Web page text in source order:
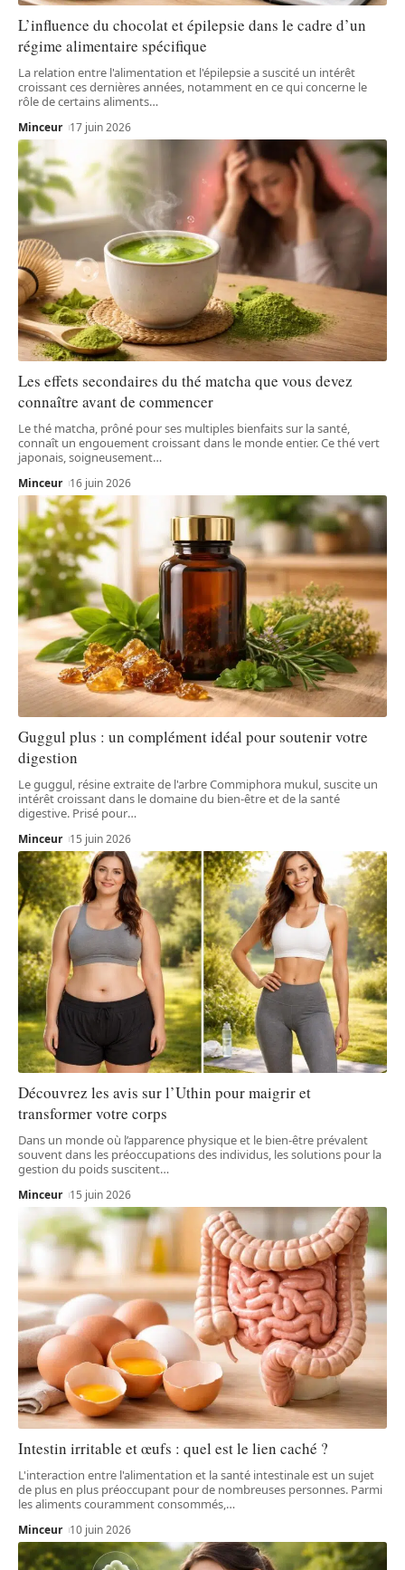
L’influence du chocolat et épilepsie dans le cadre d’un
régime alimentaire spécifique
La relation entre l'alimentation et l'épilepsie a suscité un intérêt
croissant ces dernières années, notamment en ce qui concerne le
rôle de certains aliments…
Minceur 17 juin 2026
Les effets secondaires du thé matcha que vous devez
connaître avant de commencer
Le thé matcha, prôné pour ses multiples bienfaits sur la santé,
connaît un engouement croissant dans le monde entier. Ce thé vert
japonais, soigneusement…
Minceur 16 juin 2026
Guggul plus : un complément idéal pour soutenir votre
digestion
Le guggul, résine extraite de l'arbre Commiphora mukul, suscite un
intérêt croissant dans le domaine du bien-être et de la santé
digestive. Prisé pour…
Minceur 15 juin 2026
Découvrez les avis sur l’Uthin pour maigrir et
transformer votre corps
Dans un monde où l’apparence physique et le bien-être prévalent
souvent dans les préoccupations des individus, les solutions pour la
gestion du poids suscitent…
Minceur 15 juin 2026
Intestin irritable et œufs : quel est le lien caché ?
L'interaction entre l'alimentation et la santé intestinale est un sujet
de plus en plus préoccupant pour de nombreuses personnes. Parmi
les aliments couramment consommés, …
Minceur 10 juin 2026